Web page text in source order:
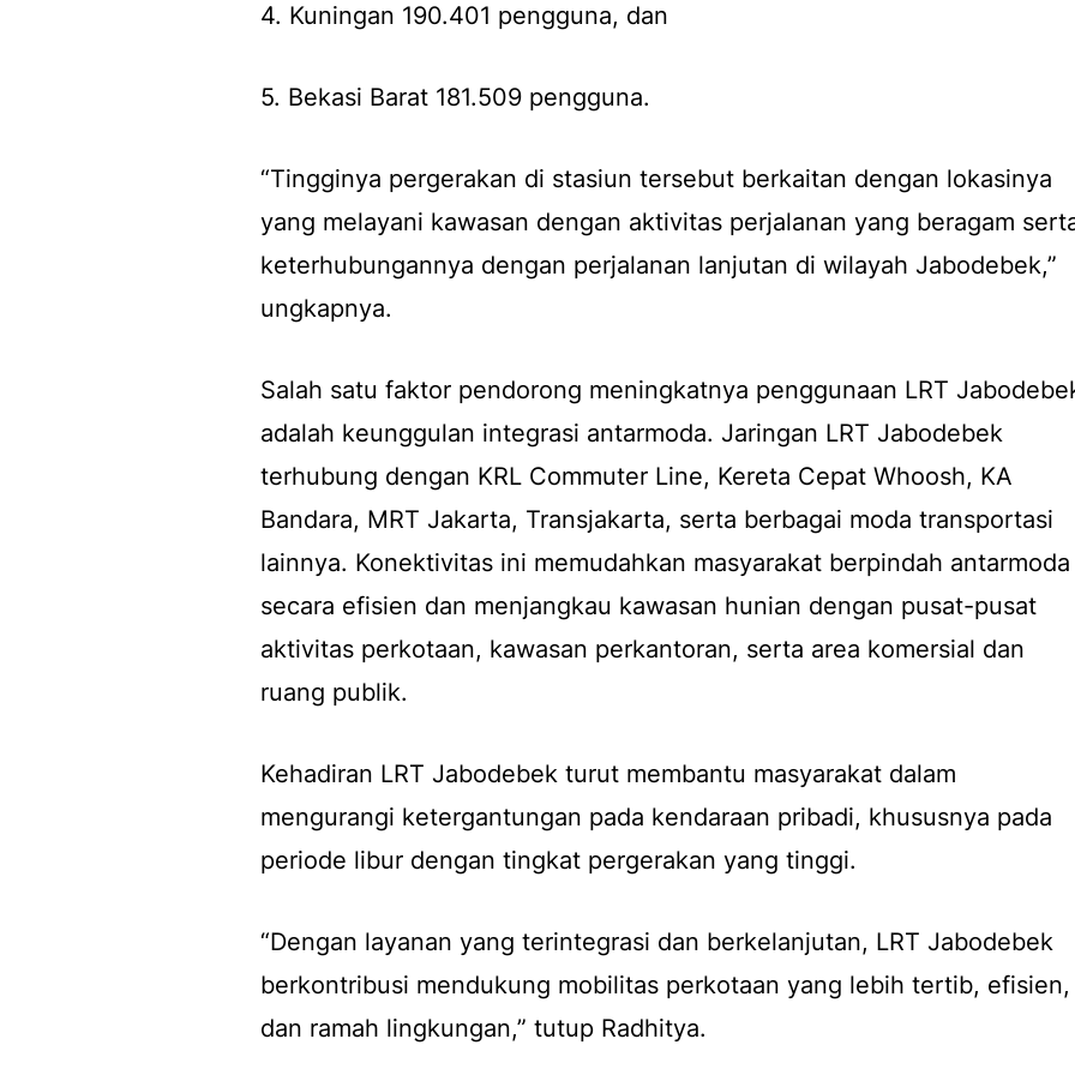
4. Kuningan 190.401 pengguna, dan
5. Bekasi Barat 181.509 pengguna.
“Tingginya pergerakan di stasiun tersebut berkaitan dengan lokasinya
yang melayani kawasan dengan aktivitas perjalanan yang beragam
keterhubungannya dengan perjalanan lanjutan di wilayah Jabodebek,”
ungkapnya.
Salah satu faktor pendorong meningkatnya penggunaan LRT
adalah keunggulan integrasi antarmoda. Jaringan LRT Jabodebek
terhubung dengan KRL Commuter Line, Kereta Cepat Whoosh, KA
Bandara, MRT Jakarta, Transjakarta, serta berbagai moda transportasi
lainnya. Konektivitas ini memudahkan masyarakat berpindah antarmoda
secara efisien dan menjangkau kawasan hunian dengan pusat-pusat
aktivitas perkotaan, kawasan perkantoran, serta area komersial dan
ruang publik.
Kehadiran LRT Jabodebek turut membantu masyarakat dalam
mengurangi ketergantungan pada kendaraan pribadi, khususnya pada
periode libur dengan tingkat pergerakan yang tinggi.
“Dengan layanan yang terintegrasi dan berkelanjutan, LRT Jabodebek
berkontribusi mendukung mobilitas perkotaan yang lebih tertib, efisien,
dan ramah lingkungan,” tutup Radhitya.